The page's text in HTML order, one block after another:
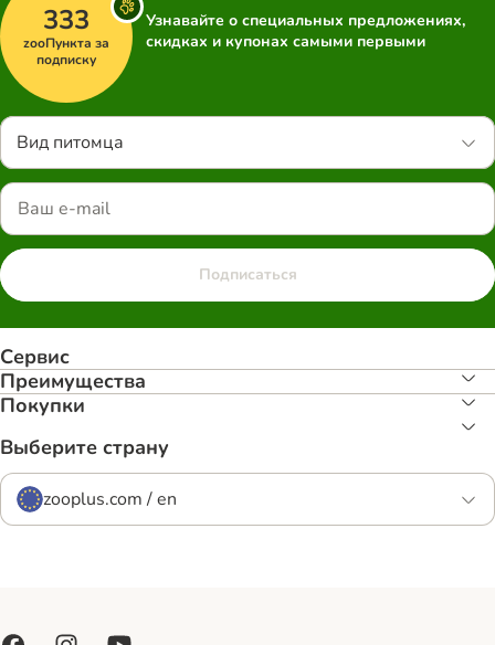
333
zooПункта за
подписку
Узнавайте о специальных предложениях,
скидках и купонах самыми первыми
Вид питомца
Подписаться
Сервис
Преимуществa
Покупки
Выберите страну
zooplus.com / en